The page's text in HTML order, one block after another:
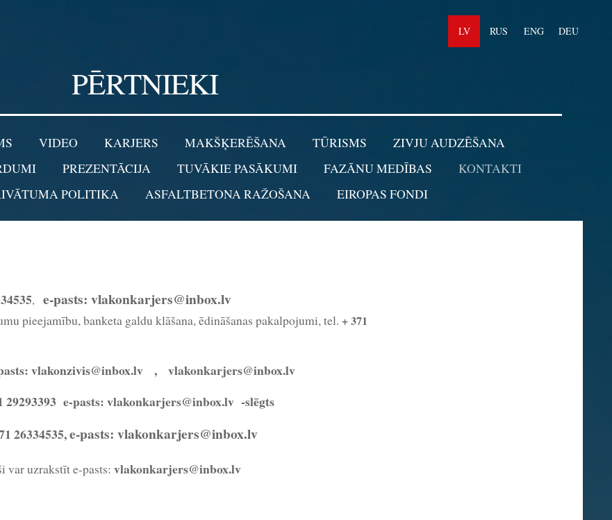
LV RUS ENG DEU
PĒRTNIEKI
VIDEO KARJERS MAKŠĶERĒŠANA TŪRISMS
ZIVJU AUDZĒŠANA
PREZENTĀCIJA TUVĀKIE PASĀKUMI FAZĀNU MEDĪBAS
KONTAKTI
POLITIKA
ASFALTBETONA RAŽOŠANA EIROPAS FONDI
, e-pasts: vlakonkarjers@inbox.lv
pieejamību, banketa galdu klāšana, ēdināšanas pakalpojumi, tel. + 371
vlakonzivis@inbox.lv , vlakonkarjers@inbox.lv
29293393 e-pasts: vlakonkarjers@inbox.lv -slēgts
26334535,e-pasts: vlakonkarjers@inbox.lv
uzrakstīt e-pasts: vlakonkarjers@inbox.lv